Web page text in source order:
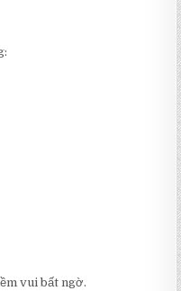
vui bất ngờ.